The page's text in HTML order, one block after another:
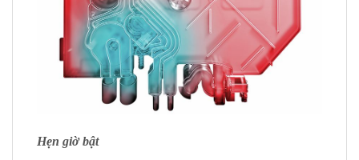
Hẹn giờ bật